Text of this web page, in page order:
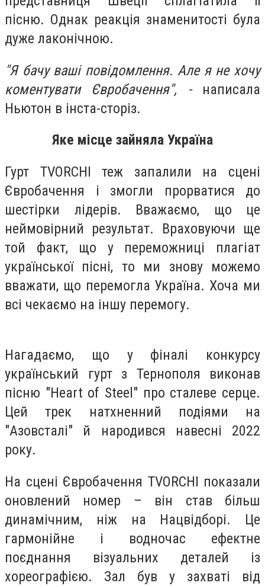
пісню. Однак реакція знаменитості була
дуже лаконічною.
"Я бачу ваші повідомлення. Але я не хочу
коментувати Євробачення", -написала
Ньютон в інста-сторіз.
Яке місце зайняла Україна
Гурт TVORCHI теж запалили на сцені
Євробачення і змогли прорватися до
шестірки лідерів. Вважаємо, що це
неймовірний результат. Враховуючи ще
той факт, що у переможниці плагіат
української пісні, то ми знову можемо
вважати, що перемогла Україна. Хоча ми
всі чекаємо на іншу перемогу.
Нагадаємо, що у фіналі конкурсу
український гурт з Тернополя виконав
пісню "Heart of Steel" про сталеве серце.
Цей трек натхненний подіями на
"Азовсталі" й народився навесні 2022
року.
На сцені Євробачення TVORCHI показали
оновлений номер – він став більш
динамічним, ніж на Нацвідборі. Це
гармонійне і водночас ефектне
поєднання візуальних деталей із
хореографією. Зал був у захваті від